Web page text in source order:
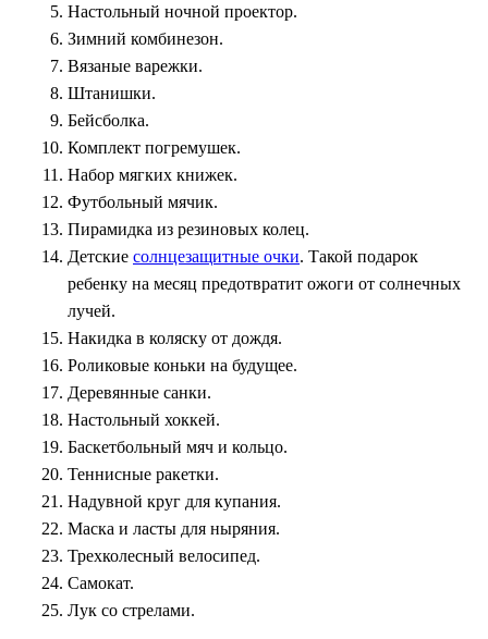
Настольный ночной проектор.
Зимний комбинезон.
Вязаные варежки.
Штанишки.
Бейсболка.
Комплект погремушек.
Набор мягких книжек.
Футбольный мячик.
Пирамидка из резиновых колец.
Детские солнцезащитные очки. Такой подарок
ребенку на месяц предотвратит ожоги от солнечных
лучей.
Накидка в коляску от дождя.
Роликовые коньки на будущее.
Деревянные санки.
Настольный хоккей.
Баскетбольный мяч и кольцо.
Теннисные ракетки.
Надувной круг для купания.
Маска и ласты для ныряния.
Трехколесный велосипед.
Самокат.
Лук со стрелами.